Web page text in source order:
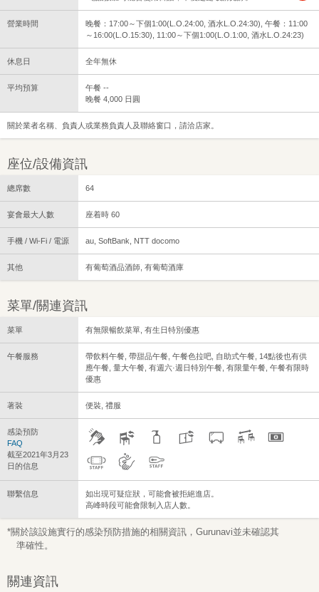
營業時間
晚餐：17:00～下個1:00(L.O.24:00, 酒水L.O.24:30), 午餐：11:00
～16:00(L.O.15:30), 11:00～下個1:00(L.O.1:00, 酒水L.O.24:23)
休息日 全年無休
平均預算
午餐 --
晚餐 4,000 日圓
關於業者名稱、負責人或業務負責人及聯絡窗口，請洽店家。
座位/設備資訊
總席數 64
宴會最大人數 座着時 60
手機 / Wi-Fi / 電源 au, SoftBank, NTT docomo
其他 有葡萄酒品酒師, 有葡萄酒庫
菜單/關連資訊
菜單 有無限暢飲菜單, 有生日特別優惠
午餐服務
帶飲料午餐, 帶甜品午餐, 午餐色拉吧, 自助式午餐, 14點後也有供
應午餐, 量大午餐, 有週六·週日特別午餐, 有限量午餐, 午餐有限時
優惠
著裝 便裝, 禮服
感染預防
FAQ
截至2021年3月23
日的信息
聯繫信息
如出現可疑症狀，可能會被拒絕進店。
高峰時段可能會限制入店人數。
*關於該設施實行的感染預防措施的相關資訊，Gurunavi並未確認其
準確性。
關連資訊